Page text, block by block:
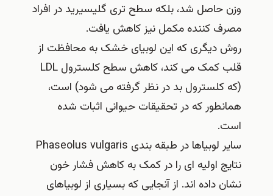
وزن حاصل شد، بلکه سطح تری گلیسیرید در افراد
مصرف کننده مکمل نیز کاهش یافت.
روش دیگری که این لوبیای خشک به محافظت از
قلب کمک می کند، کاهش سطح کلسترول LDL
(که کلسترول بد در نظر گرفته می شود) است،
همانطور که در تحقیقات حیوانی اثبات شده
است.
سایر لوبیاها در طبقه بندی Phaseolus vulgaris
نتایج اولیه ای را در کمک به کاهش فشار خون
نشان داده اند. از آنجایی که بسیاری از لوبیاهای